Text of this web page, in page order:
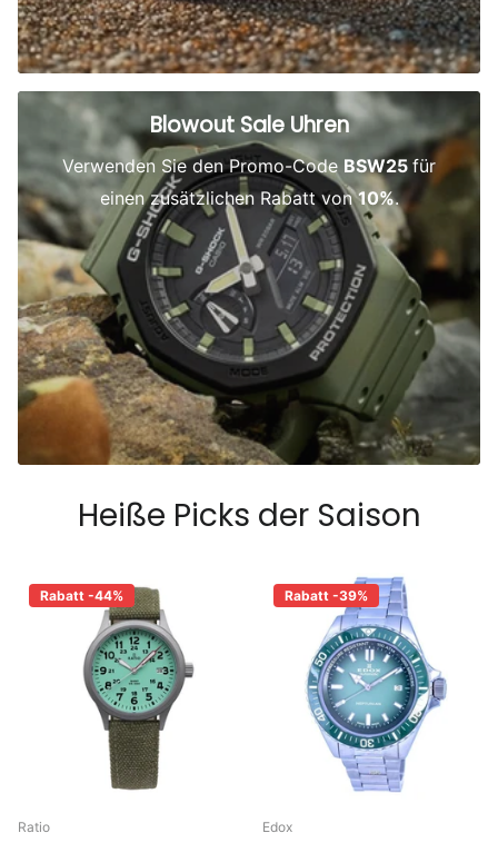
Blowout Sale Uhren
Verwenden Sie den Promo-Code BSW25 für
einen zusätzlichen Rabatt von10%.
Heiße Picks der Saison
Rabatt -44%
Ratio
Rabatt -39%
Edox